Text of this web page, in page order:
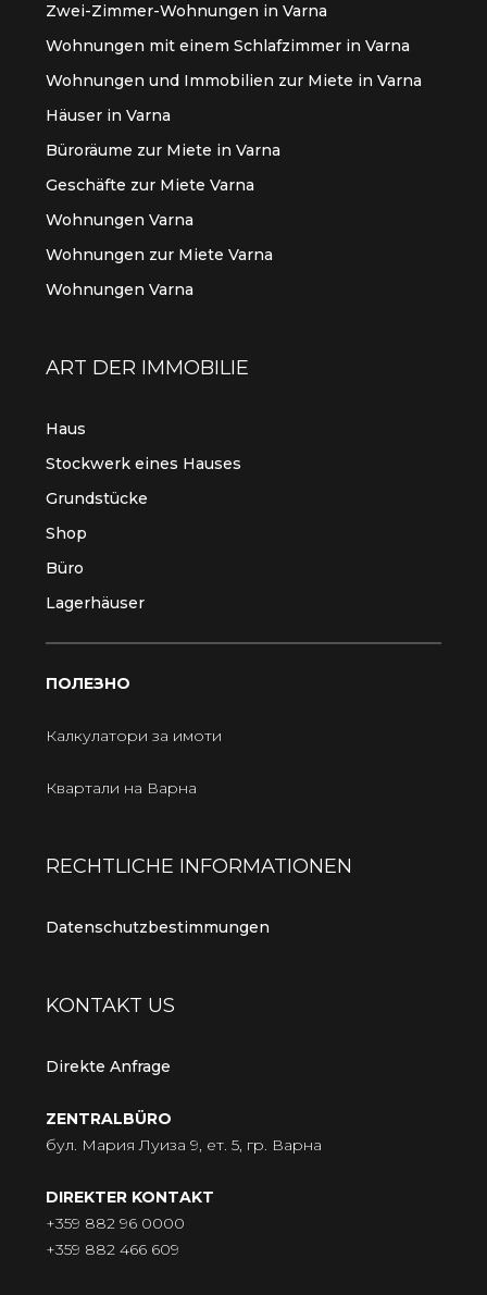
Zwei-Zimmer-Wohnungen in Varna
Wohnungen mit einem Schlafzimmer in Varna
Wohnungen und Immobilien zur Miete in Varna
Häuser in Varna
Büroräume zur Miete in Varna
Geschäfte zur Miete Varna
Wohnungen Varna
Wohnungen zur Miete Varna
Wohnungen Varna
ART DER IMMOBILIE
Haus
Stockwerk eines Hauses
Grundstücke
Shop
Büro
Lagerhäuser
ПОЛЕЗНО
Калкулатори за имоти
Квартали на Варна
RECHTLICHE INFORMATIONEN
Datenschutzbestimmungen
KONTAKT US
Direkte Anfrage
ZENTRALBÜRO
бул. Мария Луиза 9, ет. 5, гр. Варна
DIREKTER KONTAKT
+359 882 96 0000
+359 882 466 609